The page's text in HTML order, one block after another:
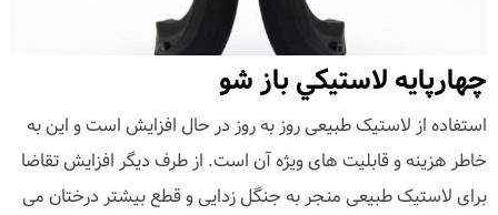
چهارپايه لاستيكي باز شو
استفاده از لاستیک طبیعی روز به روز در حال افزایش است و این به
خاطر هزینه و قابلیت های ویژه آن است. از طرف دیگر افزایش تقاضا
برای لاستیک طبیعی منجر به جنگل زدایی و قطع بیشتر درختان می